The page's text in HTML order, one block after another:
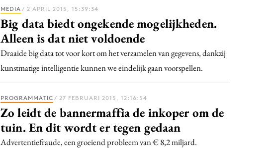
Reputatie & crisis
MEDIA / 2 APRIL 2015, 15:39:34
Big data biedt ongekende mogelijkheden.
Alleen is dat niet voldoende
Draaide big data tot voor kort om het verzamelen van gegevens, dankzij
kunstmatige intelligentie kunnen we eindelijk gaan voorspellen.
PROGRAMMATIC / 27 FEBRUARI 2015, 12:16:54
Zo leidt de bannermaffia de inkoper om de
tuin. En dit wordt er tegen gedaan
Advertentiefraude, een groeiend probleem van € 8,2 miljard.